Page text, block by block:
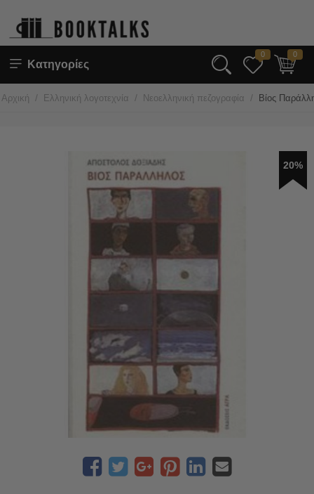
Κατηγορίες
0 0
Αρχική / Ελληνική λογοτεχνία / Νεοελληνική πεζογραφία / Βίος
20%